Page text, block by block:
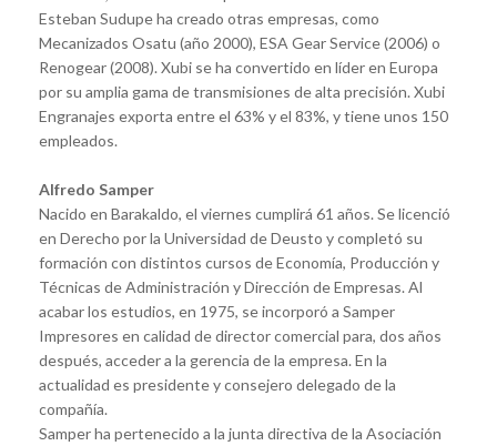
Esteban Sudupe ha creado otras empresas, como
Mecanizados Osatu (año 2000), ESA Gear Service (2006) o
Renogear (2008). Xubi se ha convertido en líder en Europa
por su amplia gama de transmisiones de alta precisión. Xubi
Engranajes exporta entre el 63% y el 83%, y tiene unos 150
empleados.
Alfredo Samper
Nacido en Barakaldo, el viernes cumplirá 61 años. Se licenció
en Derecho por la Universidad de Deusto y completó su
formación con distintos cursos de Economía, Producción y
Técnicas de Administración y Dirección de Empresas. Al
acabar los estudios, en 1975, se incorporó a Samper
Impresores en calidad de director comercial para, dos años
después, acceder a la gerencia de la empresa. En la
actualidad es presidente y consejero delegado de la
compañía.
Samper ha pertenecido a la junta directiva de la Asociación